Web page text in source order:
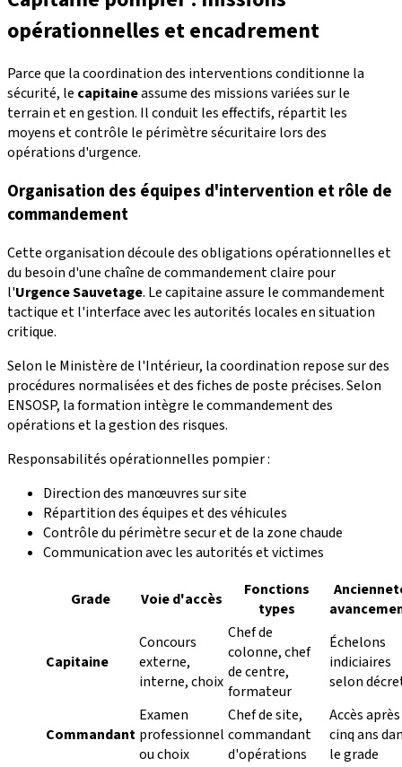
opérationnelles et encadrement
Parce que la coordination des interventions conditionne la
sécurité, le capitaineassume des missions variées sur le
terrain et en gestion. Il conduit les effectifs, répartit les
moyens et contrôle le périmètre sécuritaire lors des
opérations d'urgence.
Organisation des équipes d'intervention et rôle de
commandement
Cette organisation découle des obligations opérationnelles et
du besoin d'une chaîne de commandement claire pour
l'Urgence Sauvetage. Le capitaine assure le commandement
tactique et l'interface avec les autorités locales en situation
critique.
Selon le Ministère de l'Intérieur, la coordination repose sur des
procédures normalisées et des fiches de poste précises. Selon
ENSOSP, la formation intègre le commandement des
opérations et la gestion des risques.
Responsabilités opérationnelles pompier :
Direction des manœuvres sur site
Répartition des équipes et des véhicules
Contrôle du périmètre secur et de la zone chaude
Communication avec les autorités et victimes
Grade Voie d'accès
Fonctions
types
Capitaine
Concours
externe,
interne, choix
Chef de
colonne, chef
de centre,
formateur
Échelons
indiciaires
selon
Commandant
Examen
professionnel
ou choix
Chef de site,
commandant
d'opérations
Accès après
cinq ans
le grade